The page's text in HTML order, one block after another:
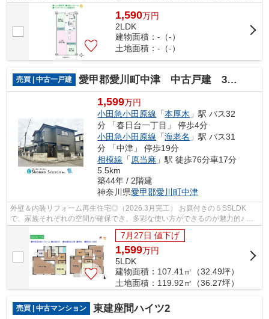
計画・共用部修繕履歴有り！ 「海老名...
1,590万円
2LDK
建物面積：-（-）
土地面積：-（-）
売買 | 中古一戸建 愛甲郡愛川町中津 中古戸建 36.27坪
1,599万円
小田急小田原線 「本厚木 」駅 バス32
分 「春日台一丁目」 停歩4分
小田急小田原線 「海老名 」駅 バス31
分 「中津」 停歩19分
相模線 「 原当麻 」駅 徒歩76分車17分
5.5km
築44年 / 2階建
神奈川県愛甲郡愛川町中津
外壁＆内装リフォーム再生住宅◎（2026.3月完工） お庭付きの５SSLDK
で、家族それぞれの空間が確保でき、多彩な使い方ができるのが魅力的♪ 北
西角地につき、２方からの採光＆通風し良好...
7月27日 値下げ
1,599万円
5LDK
建物面積：107.41㎡（32.49坪）
土地面積：119.92㎡（36.27坪）
売買 | 中古マンション 東建座間ハイツ2